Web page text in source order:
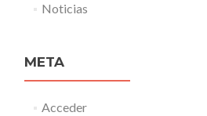
Noticias
META
Acceder